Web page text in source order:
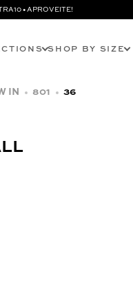
• APROVEITE!
SHOP BY SIZE
IN 801 36